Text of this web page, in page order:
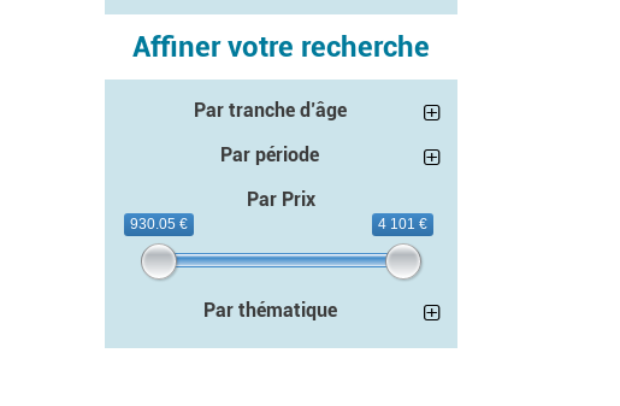
Affiner votre recherche
Par tranche d’âge
Par période
Par Prix
930.05 € 4 101 €
Par thématique